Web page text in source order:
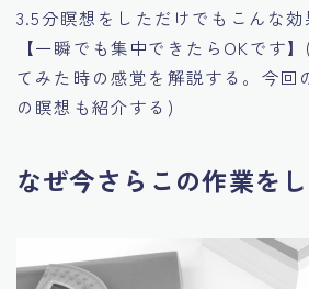
3.5分瞑想をしただけでもこんな効
【一瞬でも集中できたらOKです
てみた時の感覚を解説する。今回
の瞑想も紹介する)
なぜ今さらこの作業を